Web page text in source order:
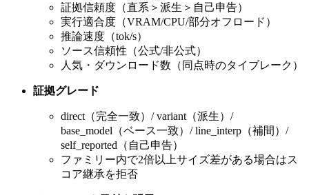
証拠信頼度（直系＞派生＞自己申告）
実行適合度（VRAM/CPU/部分オフロード）
推論速度（tok/s）
ソース信頼性（公式/非公式）
人気・ダウンロード数（同点時のタイブレーク）
証拠グレード
direct（完全一致）/ variant（派生）/
base_model（ベース一致）/ line_interp（補間）/
self_reported（自己申告）
ファミリー内で2倍以上サイズ差がある場合はス
コア継承を拒否